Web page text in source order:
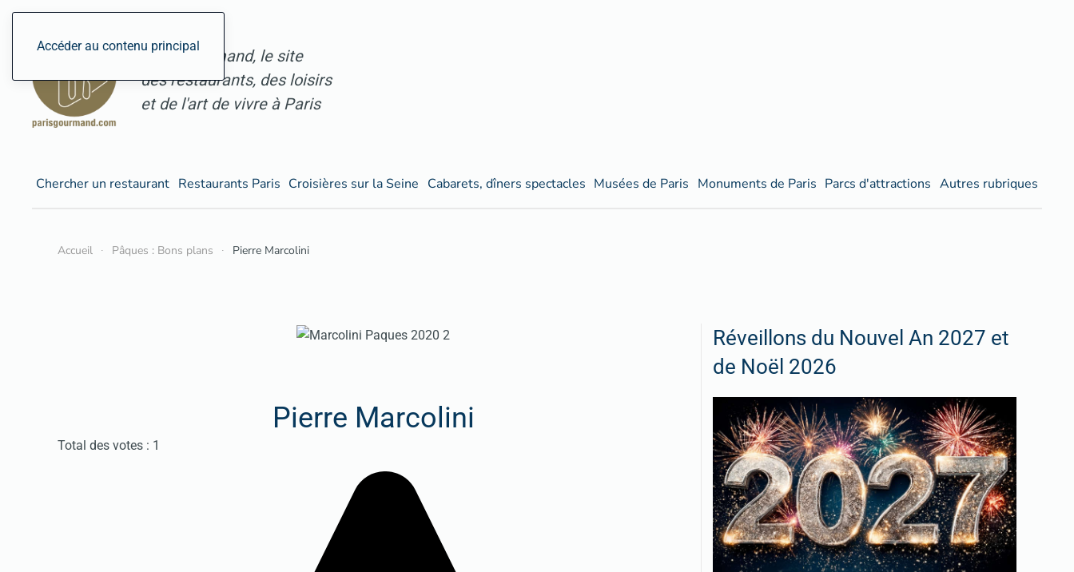
Accéder au contenu principal
ParisGourmand, le site
des restaurants, des loisirs
et de l'art de vivre à Paris
Chercher un restaurant Restaurants Paris Croisières sur la Seine Cabarets, dîners spectacles Musées de Paris Monuments de Paris Parcs d'attractions Autres rubriques
Accueil Pâques : Bons plans Pierre Marcolini
Pierre Marcolini
Vote utilisateur:4/
Total des votes : 1
Réveillons du Nouvel An 2027 et
de Noël 2026